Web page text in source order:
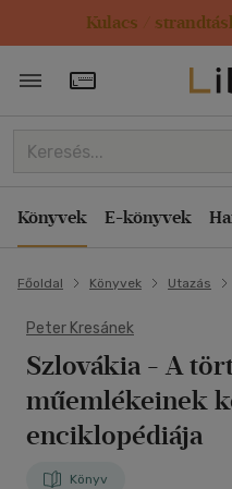
Kulacs /
Törzsvásárlói
Könyvek E-könyvek
Főoldal Könyvek Utazás
Peter Kresánek
Szlovákia - A
műemlékeinek
enciklopédiája
Könyv